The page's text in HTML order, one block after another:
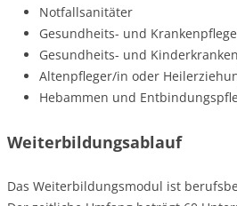
Notfallsanitäter
Gesundheits- und
Gesundheits- und
Altenpfleger/in oder
Hebammen und
Weiterbildungsablauf
Das Weiterbildungsmodul ist